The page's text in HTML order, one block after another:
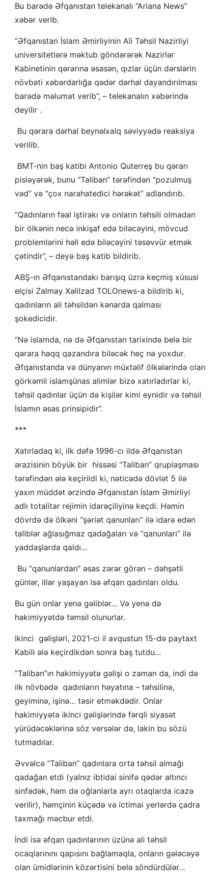
Bu barədə Əfqanıstan telekanalı “Ariana News”
xəbər verib.
“Əfqanıstan İslam Əmirliyinin Ali Təhsil Nazirliyi
universitetlərə məktub göndərərək Nazirlər
Kabinetinin qərarına əsasən, qızlar üçün dərslərin
növbəti xəbərdarlığa qədər dərhal dayandırılması
barədə məlumat verib”, – telekanalın xəbərində
deyilir .
Bu qərara dərhal beynəlxalq səviyyədə reaksiya
verilib.
BMT-nin baş katibi Antonio Quterreş bu qərarı
pisləyərək, bunu “Taliban” tərəfindən “pozulmuş
vəd” və “çox narahatedici hərəkət” adlandırıb.
“Qadınların fəal iştirakı və onların təhsili olmadan
bir ölkənin necə inkişaf edə biləcəyini, mövcud
problemlərini həll edə biləcəyini təsəvvür etmək
çətindir”, – deyə baş katib bildirib.
ABŞ-ın Əfqanıstandakı barışıq üzrə keçmiş xüsusi
elçisi Zalmay Xəlilzad TOLOnews-a bildirib ki,
qadınların ali təhsildən kənarda qalması
şokedicidir.
“Nə islamda, nə də Əfqanıstan tarixində belə bir
qərara haqq qazandıra biləcək heç nə yoxdur.
Əfqanıstanda və dünyanın müxtəlif ölkələrində olan
görkəmli islamşünas alimlər bizə xatırladırlar ki,
təhsil qadınlar üçün də kişilər kimi eynidir və təhsil
İslamın əsas prinsipidir”.
***
Xatırladaq ki, ilk dəfə 1996-cı ildə Əfqanıstan
ərazisinin böyük bir hissəsi “Taliban” qruplaşması
tərəfindən ələ keçirildi ki, nəticədə dövlət 5 ilə
yaxın müddət ərzində Əfqanıstan İslam Əmirliyi
adlı totalitar rejimin idarəçiliyinə keçdi. Həmin
dövrdə də ölkəni “şəriət qanunları” ilə idarə edən
taliblər ağlasığmaz qadağaları və “qanunları” ilə
yaddaşlarda qaldı…
Bu “qanunlardan” əsas zərər görən – dəhşətli
günlər, illər yaşayan isə əfqan qadınları oldu.
Bu gün onlar yenə gəliblər… Və yenə də
hakimiyyətdə təmsil olunurlar.
Ikinci gəlişləri, 2021-ci il avqustun 15-də paytaxt
Kabili ələ keçirdikdən sonra baş tutdu…
“Taliban”ın hakimiyyətə gəlişi o zaman da, indi də
ilk növbədə qadınların həyatına – təhsilinə,
geyiminə, işinə… təsir etməkdədir. Onlar
hakimiyyətə ikinci gəlişlərində fərqli siyasət
yürüdəcəklərinə söz versələr də, lakin bu sözü
tutmadılar.
Əvvəlcə “Taliban” qadınlara orta təhsil almağı
qadağan etdi (yalnız ibtidai sinifə qədər altıncı
sinfədək, həm də oğlanlarla ayrı otaqlarda icazə
verilir), həmçinin küçədə və ictimai yerlərdə çadra
taxmağı məcbur etdi.
İndi isə əfqan qadınlarının üzünə ali təhsil
ocaqlarınını qapısını bağlamaqla, onların gələcəyə
olan ümidlərinin közərtisini belə söndürdülər…